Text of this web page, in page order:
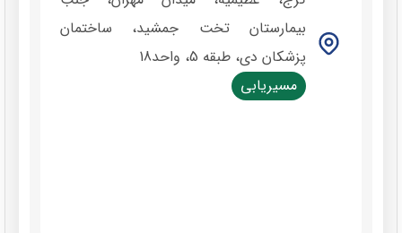
بیمارستان تخت جمشید، ساختمان
پزشکان دی، طبقه 5، واحد18
مسیریابی